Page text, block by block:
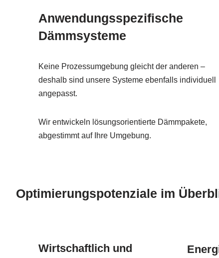
Anwendungsspezifische
Dämmsysteme
Keine Prozessumgebung gleicht der anderen –
deshalb sind unsere Systeme ebenfalls individuell
angepasst.
Wir entwickeln lösungsorientierte Dämmpakete,
abgestimmt auf Ihre Umgebung.
Optimierungspotenziale im
Wirtschaftlich und